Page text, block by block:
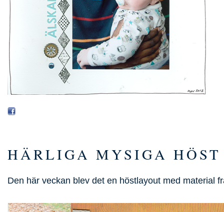
HÄRLIGA MYSIGA HÖST
Den här veckan blev det en höstlayout med material